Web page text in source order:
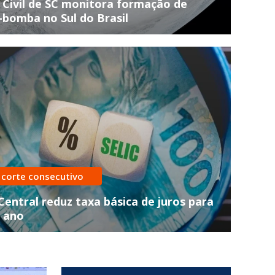
a tempo
em ônibus mobiliza
no interior de Jaborá
de SC monitora formação de
no Sul do Brasil
consecutivo
reduz taxa básica de juros para
ano